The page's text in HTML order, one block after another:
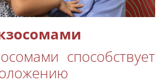
способствует